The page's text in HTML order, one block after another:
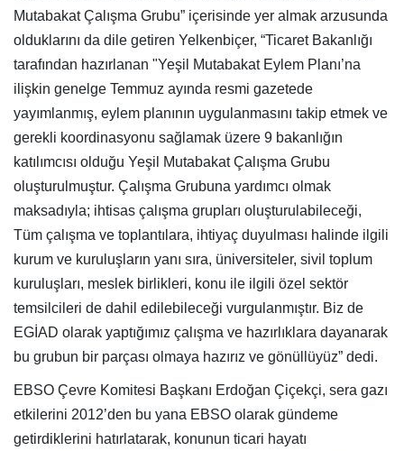
Mutabakat Çalışma Grubu” içerisinde yer almak arzusunda
olduklarını da dile getiren Yelkenbiçer, “Ticaret Bakanlığı
tarafından hazırlanan "Yeşil Mutabakat Eylem Planı’na
ilişkin genelge Temmuz ayında resmi gazetede
yayımlanmış, eylem planının uygulanmasını takip etmek ve
gerekli koordinasyonu sağlamak üzere 9 bakanlığın
katılımcısı olduğu Yeşil Mutabakat Çalışma Grubu
oluşturulmuştur. Çalışma Grubuna yardımcı olmak
maksadıyla; ihtisas çalışma grupları oluşturulabileceği,
Tüm çalışma ve toplantılara, ihtiyaç duyulması halinde ilgili
kurum ve kuruluşların yanı sıra, üniversiteler, sivil toplum
kuruluşları, meslek birlikleri, konu ile ilgili özel sektör
temsilcileri de dahil edilebileceği vurgulanmıştır. Biz de
EGİAD olarak yaptığımız çalışma ve hazırlıklara dayanarak
bu grubun bir parçası olmaya hazırız ve gönüllüyüz” dedi.
EBSO Çevre Komitesi Başkanı Erdoğan Çiçekçi, sera gazı
etkilerini 2012’den bu yana EBSO olarak gündeme
getirdiklerini hatırlatarak, konunun ticari hayatı